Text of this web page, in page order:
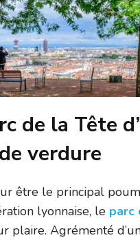
de la Tête
verdure
être le principal
lyonnaise, le parc
plaire. Agrémenté